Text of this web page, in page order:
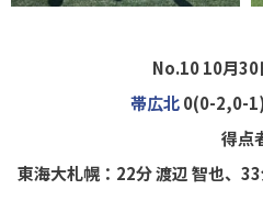
No.10 10月30
帯広北0(0-2,0-
得点
東海大札幌：22分 渡辺 智也、